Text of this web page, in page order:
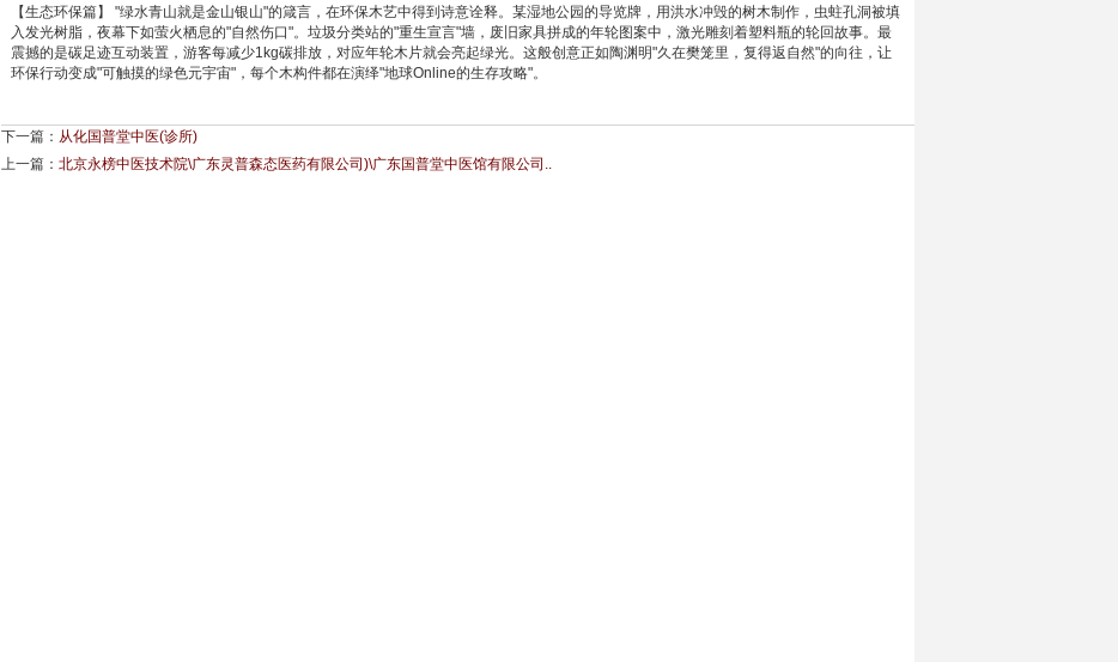
【生态环保篇】 "绿水青山就是金山银山"的箴言，在环保木艺中得到诗意诠释。某湿地公园的导览牌，用洪水冲毁的树木制作，虫蛀孔洞被填
入发光树脂，夜幕下如萤火栖息的"自然伤口"。垃圾分类站的"重生宣言"墙，废旧家具拼成的年轮图案中，激光雕刻着塑料瓶的轮回故事。最
震撼的是碳足迹互动装置，游客每减少1kg碳排放，对应年轮木片就会亮起绿光。这般创意正如陶渊明"久在樊笼里，复得返自然"的向往，让
环保行动变成"可触摸的绿色元宇宙"，每个木构件都在演绎"地球Online的生存攻略"。
下一篇： 从化国普堂中医(诊所)
上一篇： 北京永榜中医技术院\广东灵普森态医药有限公司)\广东国普堂中医馆有限公司..